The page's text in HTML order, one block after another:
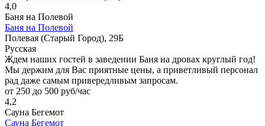
4,0
Баня на Полевой
Баня на Полевой
Полевая (Старый Город), 29Б
Русская
Ждем наших гостей в заведении Баня на дровах круглый год!
Мы держим для Вас приятные цены, а приветливый персонал
рад даже самым привередливым запросам.
от 250 до 500 руб/час
4,2
Сауна Бегемот
Сауна Бегемот